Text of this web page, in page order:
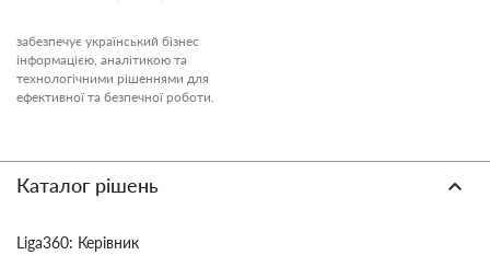
забезпечує український бізнес
інформацією, аналітикою та
технологічними рішеннями для
ефективної та безпечної роботи.
Каталог рішень
Liga360: Керівник